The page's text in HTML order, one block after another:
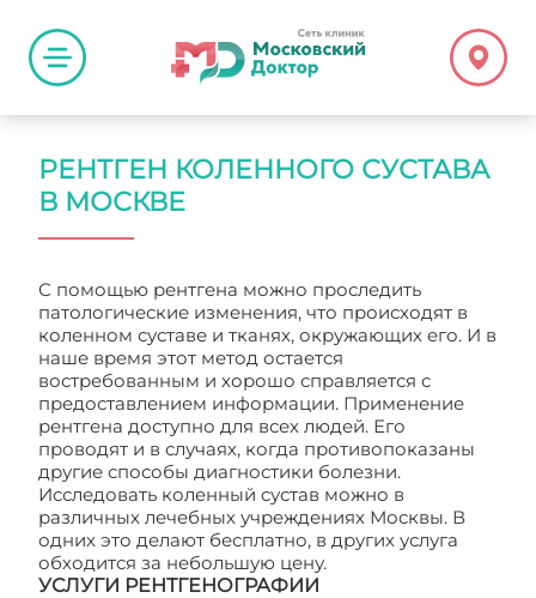
РЕНТГЕН КОЛЕННОГО СУСТАВА
В МОСКВЕ
С помощью рентгена можно проследить
патологические изменения, что происходят в
коленном суставе и тканях, окружающих его. И в
наше время этот метод остается
востребованным и хорошо справляется с
предоставлением информации. Применение
рентгена доступно для всех людей. Его
проводят и в случаях, когда противопоказаны
другие способы диагностики болезни.
Исследовать коленный сустав можно в
различных лечебных учреждениях Москвы. В
одних это делают бесплатно, в других услуга
обходится за небольшую цену.
УСЛУГИ РЕНТГЕНОГРАФИИ